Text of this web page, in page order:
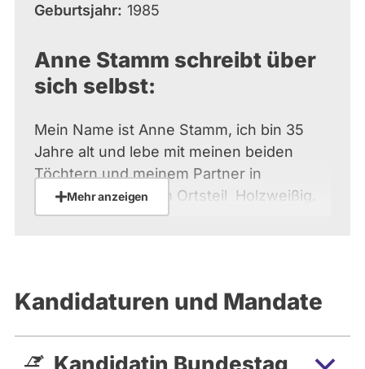
Geburtsjahr 1985
Anne Stamm schreibt über
sich selbst:
Mein Name ist Anne Stamm, ich bin 35
Jahre alt und lebe mit meinen beiden
Töchtern und meinem Partner in
Bitterfeld-Wolfen im Ortsteil Holzweißig.
Ich bin in Wolfen geboren, in Bitterfeld
arbeite dort bereits seit 18 Jahren. Ich bin
Mehr anzeigen
Kandidaturen und Mandate
Kandidatin Bundestag